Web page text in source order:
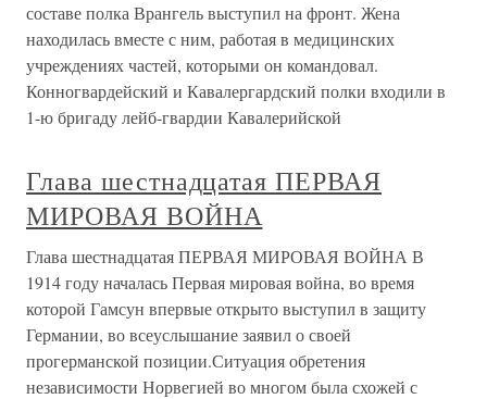
составе полка Врангель выступил на фронт. Жена
находилась вместе с ним, работая в медицинских
учреждениях частей, которыми он командовал.
Конногвардейский и Кавалергардский полки входили в
1-ю бригаду лейб-гвардии Кавалерийской
Глава шестнадцатая ПЕРВАЯ
МИРОВАЯ ВОЙНА
Глава шестнадцатая ПЕРВАЯ МИРОВАЯ ВОЙНА В
1914 году началась Первая мировая война, во время
которой Гамсун впервые открыто выступил в защиту
Германии, во всеуслышание заявил о своей
прогерманской позиции.Ситуация обретения
независимости Норвегией во многом была схожей с